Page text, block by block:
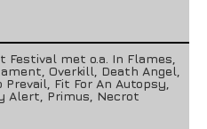
Festival met o.a. In Flames,
Overkill, Death Angel,
Fit For An Autopsy,
Alert, Primus, Necrot